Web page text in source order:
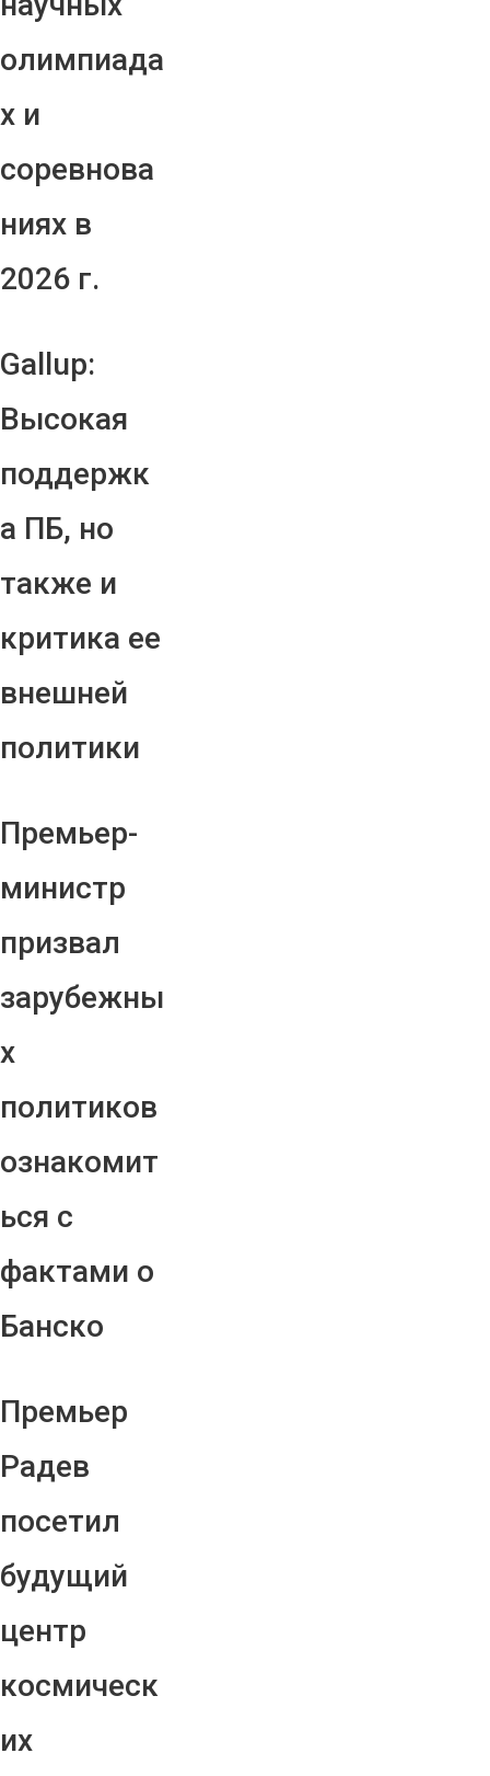
олимпиада
х и
соревнова
ниях в
2026 г.
Gallup:
Высокая
поддержк
а ПБ, но
также и
критика ее
внешней
политики
Премьер-
министр
призвал
зарубежны
х
политиков
ознакомит
ься с
фактами о
Банско
Премьер
Радев
посетил
будущий
центр
космическ
их